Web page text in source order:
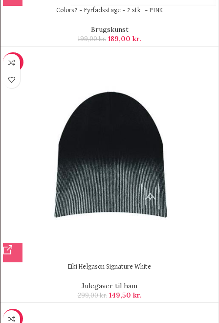
Colors2 – Fyrfadsstage – 2 stk. – PINK
Brugskunst
199,00kr. 189,00 kr.
-50%
Eiki Helgason Signature White
Julegaver til ham
299,00kr. 149,50 kr.
-36%